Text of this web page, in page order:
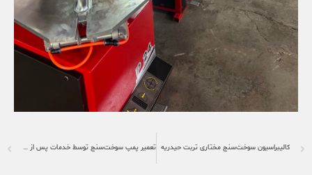
کالیبراسیون سوخت‌سنج مختاری تربت حیدریه تعمیر پمپ سوخت‌سنج توسط خدمات پس از فروش پرزان صنعت